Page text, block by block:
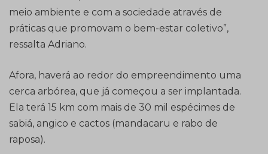
meio ambiente e com a sociedade através de
práticas que promovam o bem-estar coletivo”,
ressalta Adriano.
Afora, haverá ao redor do empreendimento uma
cerca arbórea, que já começou a ser implantada.
Ela terá 15 km com mais de 30 mil espécimes de
sabiá, angico e cactos (mandacaru e rabo de
raposa).